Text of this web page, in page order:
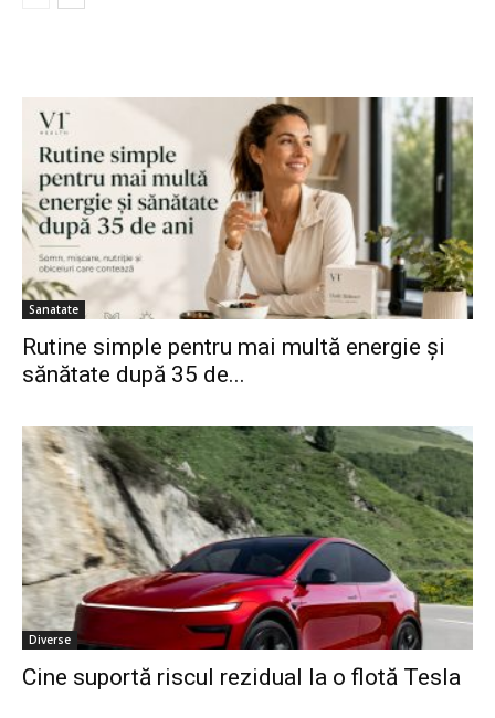
Sanatate
Rutine simple pentru mai multă energie și
sănătate după 35 de...
Diverse
Cine suportă riscul rezidual la o flotă Tesla